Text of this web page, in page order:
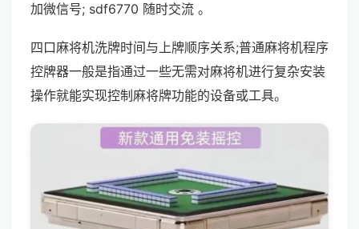
加微信号; sdf6770 随时交流 。
四口麻将机洗牌时间与上牌顺序关系;普通麻将机程序
控牌器一般是指通过一些无需对麻将机进行复杂安装
操作就能实现控制麻将牌功能的设备或工具。